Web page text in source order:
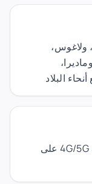
ولاغوس،
البلاد
– تغطية 4G/5G على